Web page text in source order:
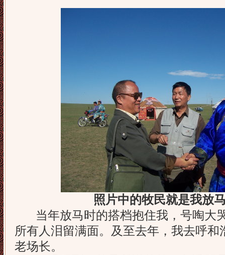
照片中的牧民就是我放
当年放马时的搭档抱住我，号啕大
所有人泪留满面。及至去年，我去呼
老场长。